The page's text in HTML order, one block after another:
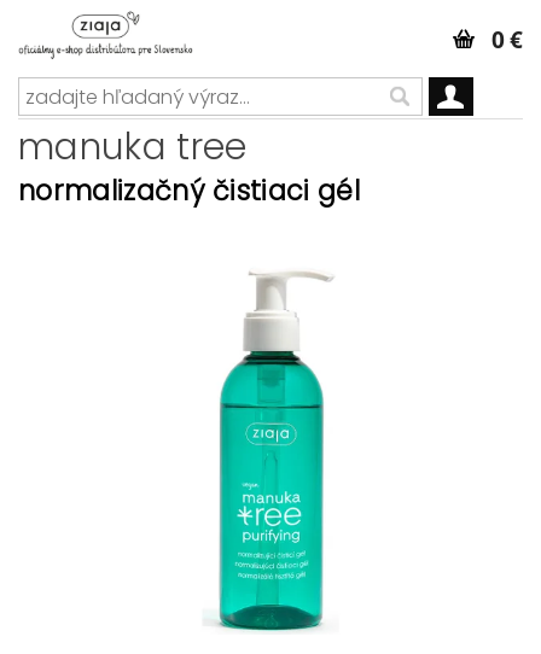
0 €
manuka tree
normalizačný čistiaci gél